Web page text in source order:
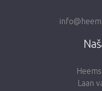
Laan